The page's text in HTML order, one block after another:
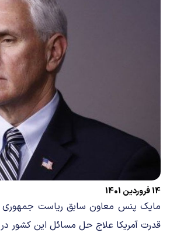
14 فروردین 1401
مایک پنس معاون سابق ریاست جمهوری
قدرت آمریکا علاج حل مسائل این کشور